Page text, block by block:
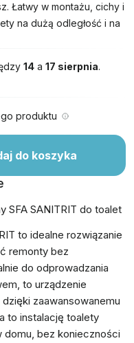
Łatwy w montażu, cichy i
na dużą odległość i na
14 a 17 sierpnia.
produktu
do koszyka
SFA SANITRIT do toalet
to idealne rozwiązanie
remonty bez
do odprowadzania
to urządzenie
zaawansowanemu
to instalację toalety
bez konieczności